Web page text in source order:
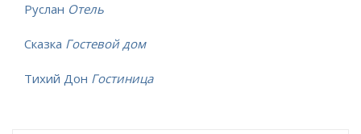
Руслан Отель
Сказка Гостевой дом
Тихий Дон Гостиница